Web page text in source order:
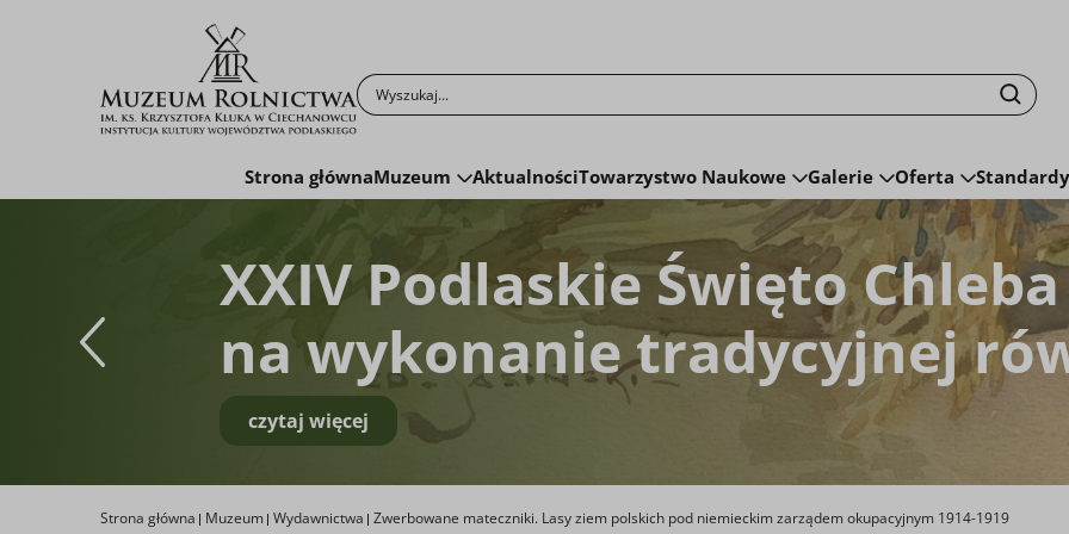
Po kliknięciu przycisku fraza zostanie wyszukana
Szukaj
Strona głównaMuzeum AktualnościTowarzystwo Naukowe Galerie Oferta
XXIV Podlaskie Święto
na wykonanie tradycyjnej
czytaj więcej
Strona główna Muzeum Wydawnictwa Zwerbowane mateczniki. Lasy ziem polskich pod niemieckim zarządem okupacyjnym 1914-1919